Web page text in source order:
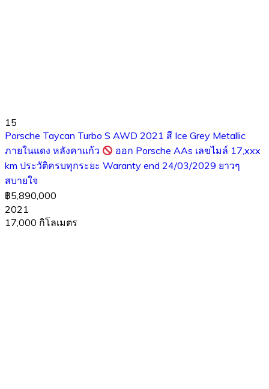
15
Porsche Taycan Turbo S AWD 2021 สี Ice Grey Metallic
ภายในแดง หลังคาแก้ว
ออก Porsche AAs เลขไมล์ 17,xxx
km ประวัติครบทุกระยะ Waranty end 24/03/2029 ยาวๆ
สบายใจ
฿5,890,000
2021
17,000 กิโลเมตร